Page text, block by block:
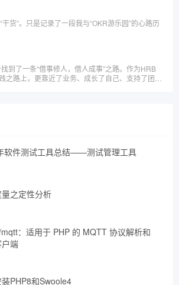
货”。只是记录了一段我与“OKR游乐园”的心路历
到了一条“借事修人，借人成事”之路。作为HRB
之路上，更靠近了业务、成长了自己、支持了团
软件测试工具总结——测试管理工具
之定性分析
：适用于 PHP 的 MQTT 协议解析和
端
PHP8和Swoole4